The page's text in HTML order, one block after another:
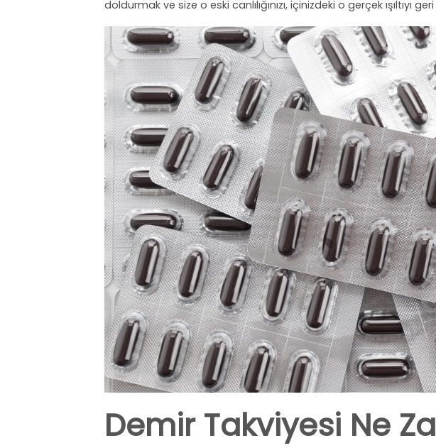
doldurmak ve size o eski canlılığınızı, içinizdeki o gerçek ışıltıyı
Demir Takviyesi Ne